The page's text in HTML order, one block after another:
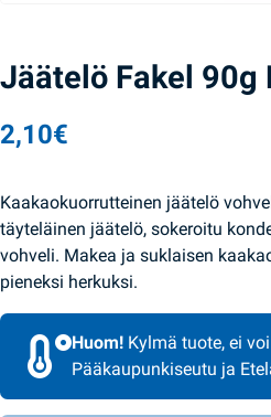
Jäätelö Fakel 90g
2,10€
Kaakaokuorrutteinen jäätelö
täyteläinen jäätelö, sokeroitu
vohveli. Makea ja suklaisen
pieneksi herkuksi.
Huom! Kylmä tuote, ei
Pääkaupunkiseutu ja